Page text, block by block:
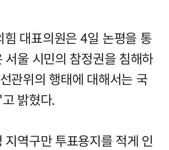
대표의원은 4일 논평을 통
울 시민의 참정권을 침해하
관위의 행태에 대해서는 국
밝혔다.
역구만 투표용지를 적게 인